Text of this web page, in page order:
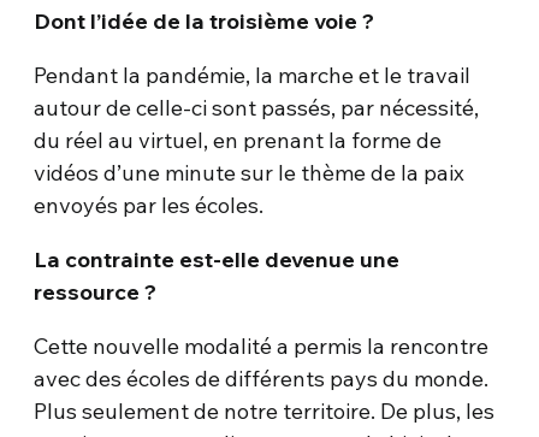
Dont l’idée de la troisième voie ?
Pendant la pandémie, la marche et le travail
autour de celle-ci sont passés, par nécessité,
du réel au virtuel, en prenant la forme de
vidéos d’une minute sur le thème de la paix
envoyés par les écoles.
La contrainte est-elle devenue une
ressource ?
Cette nouvelle modalité a permis la rencontre
avec des écoles de différents pays du monde.
Plus seulement de notre territoire. De plus, les